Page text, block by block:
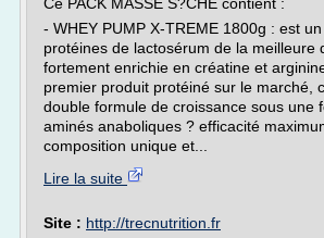
- WHEY PUMP X-TREME 1800g : est
protéines de lactosérum de la meilleure
fortement enrichie en créatine et
premier produit protéiné sur le marché,
double formule de croissance sous une
aminés anaboliques ? efficacité
composition unique et...
Lire la suite
Site : http://trecnutrition.fr